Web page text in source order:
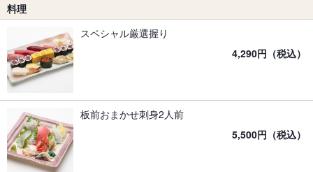
料理
スペシャル厳選握り
4,290円（税込）
板前おまかせ刺身2人前
5,500円（税込）